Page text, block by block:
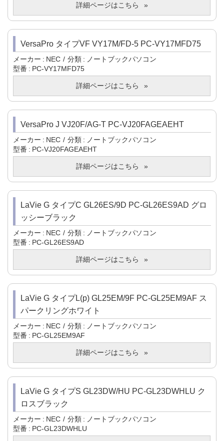
詳細ページはこちら
VersaPro タイプVF VY17M/FD-5 PC-VY17MFD75
メーカー NEC 分類
ノートブックパソコン
型番
PC-VY17MFD75
詳細ページはこちら
VersaPro J VJ20F/AG-T PC-VJ20FAGEAEHT
メーカー NEC 分類
ノートブックパソコン
型番
PC-VJ20FAGEAEHT
詳細ページはこちら
LaVie G タイプC GL26ES/9D PC-GL26ES9AD グロ
ッシーブラック
メーカー NEC 分類
ノートブックパソコン
型番
PC-GL26ES9AD
詳細ページはこちら
LaVie G タイプL(p) GL25EM/9F PC-GL25EM9AF ス
パークリングホワイト
メーカー NEC 分類
ノートブックパソコン
型番
PC-GL25EM9AF
詳細ページはこちら
LaVie G タイプS GL23DW/HU PC-GL23DWHLU ク
ロスブラック
メーカー NEC 分類
ノートブックパソコン
型番
PC-GL23DWHLU